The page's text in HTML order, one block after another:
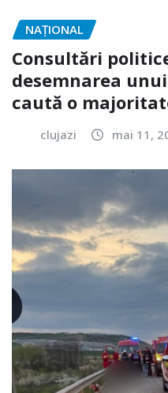
NAŢIONAL
Consultări
desemnarea
caută o
clujazi mai 11,